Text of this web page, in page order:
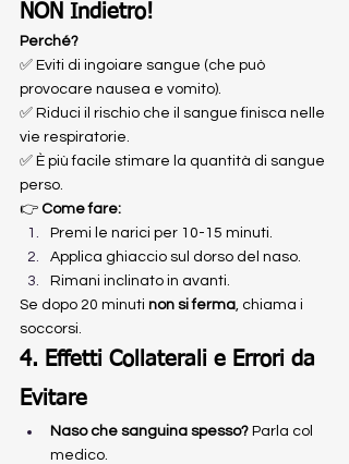
NON Indietro!
Perché?
✅ Eviti di ingoiare sangue (che può
provocare nausea e vomito).
✅ Riduci il rischio che il sangue finisca nelle
vie respiratorie.
✅ È più facile stimare la quantità di sangue
perso.
👉 Come fare:
Premi le narici per 10-15 minuti.
Applica ghiaccio sul dorso del naso.
Rimani inclinato in avanti.
Se dopo 20 minuti non si ferma, chiama i
soccorsi.
4. Effetti Collaterali e Errori da
Evitare
Naso che sanguina spesso? Parla col
medico.